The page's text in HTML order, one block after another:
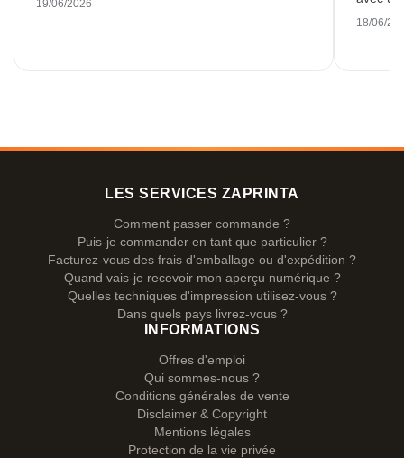
19/06/2026
18/06/
LES SERVICES ZAPRINTA
Comment passer commande ?
Puis-je commander en tant que particulier ?
Facturez-vous des frais d'emballage ou d'expédition ?
Quand vais-je recevoir mon aperçu numérique ?
Quelles techniques d'impression utilisez-vous ?
Dans quels pays livrez-vous ?
INFORMATIONS
Offres d'emploi
Qui sommes-nous ?
Conditions générales de vente
Disclaimer & Copyright
Mentions légales
Protection de la vie privée